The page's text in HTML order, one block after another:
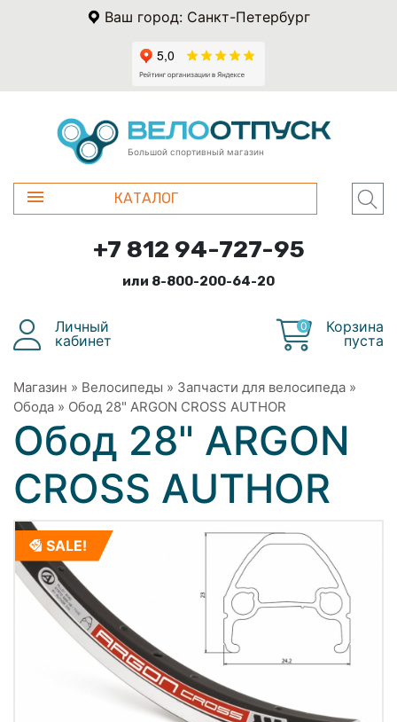
Ваш город: Санкт-Петербург
Большой спортивный магазин
КАТАЛОГ
+7 812 94-727-95
или 8-800-200-64-20
Личный
кабинет
0
Корзина
пуста
Магазин » Велосипеды » Запчасти для велосипеда »
Обода » Обод 28" ARGON CROSS AUTHOR
Обод 28" ARGON
CROSS AUTHOR
SALE!